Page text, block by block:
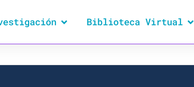
Biblioteca Virtual